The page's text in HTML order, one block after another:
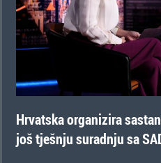
Hrvatska organizira
još tješnju suradnju sa